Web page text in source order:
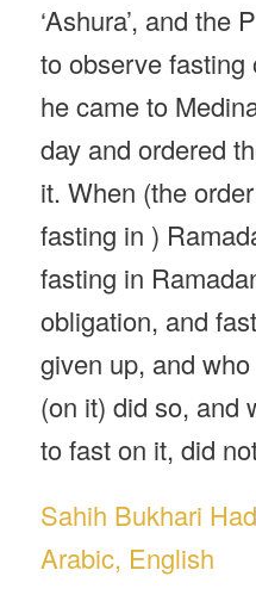
‘Ashura’, and the
to observe fasting
he came to
day and ordered
it. When (the
fasting in )
fasting in
obligation, and
given up, and
(on it) did so, and
to fast on it, did
Sahih Bukhari
Arabic, English